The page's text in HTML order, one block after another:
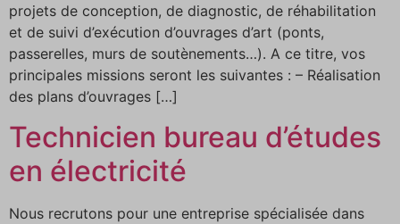
projets de conception, de diagnostic, de réhabilitation
et de suivi d’exécution d’ouvrages d’art (ponts,
passerelles, murs de soutènements…). A ce titre, vos
principales missions seront les suivantes : – Réalisation
des plans d’ouvrages […]
Technicien bureau d’études
en électricité
Nous recrutons pour une entreprise spécialisée dans